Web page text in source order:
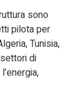
sono
pilota per
Tunisia,
di